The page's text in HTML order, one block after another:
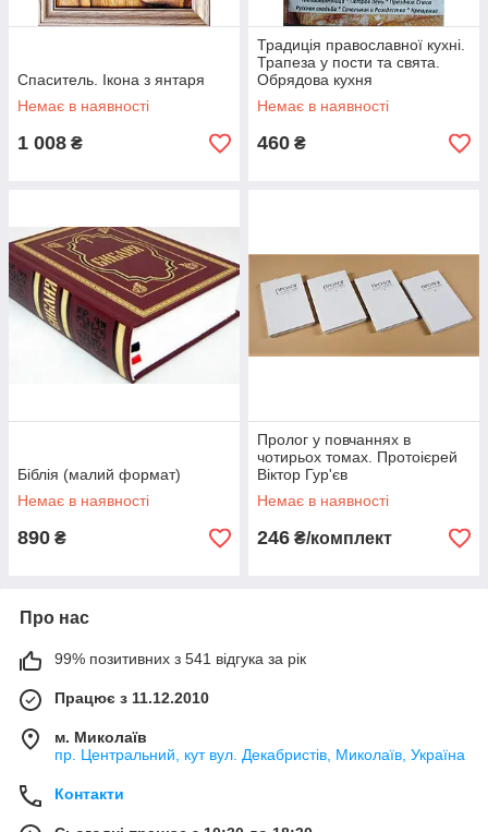
Спаситель. Ікона з янтаря
Немає в наявності
1 008 ₴
Традиція православної кухні.
Трапеза у пости та свята.
Обрядова кухня
Немає в наявності
460 ₴
Біблія (малий формат)
Немає в наявності
890 ₴
Пролог у повчаннях в
чотирьох томах. Протоієрей
Віктор Гур'єв
Немає в наявності
246 ₴/комплект
Про нас
99% позитивних з 541 відгука за рік
Працює з 11.12.2010
м. Миколаїв
пр. Центральний, кут вул. Декабристів, Миколаїв, Україна
Контакти